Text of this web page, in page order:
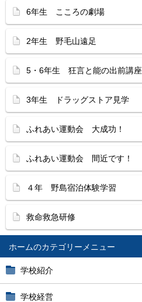
ホーム
学校紹介
学校経営
6年生 こころの劇場
2年生 野毛山遠足
5・6年生 狂言と能の出前講座
3年生 ドラッグストア見学
ふれあい運動会 大成功！
ふれあい運動会 間近です！
４年 野島宿泊体験学習
救命救急研修